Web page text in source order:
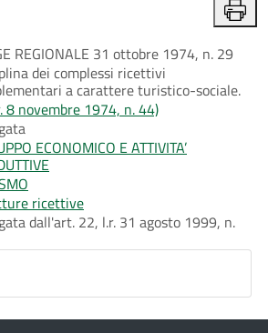
REGIONALE 31 ottobre 1974, n. 29
dei complessi ricettivi
a carattere turistico-sociale.
8 novembre 1974, n. 44)
ECONOMICO E ATTIVITA’
ricettive
dall'art. 22, l.r. 31 agosto 1999, n.